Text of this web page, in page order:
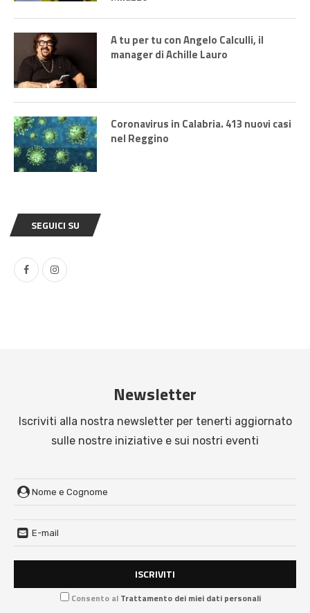
A tu per tu con Angelo Calculli, il
manager di Achille Lauro
Coronavirus in Calabria. 413 nuovi casi
nel Reggino
SEGUICI SU
Newsletter
Iscriviti alla nostra newsletter per tenerti aggiornato
sulle nostre iniziative e sui nostri eventi
Consento al Trattamento dei miei dati personali